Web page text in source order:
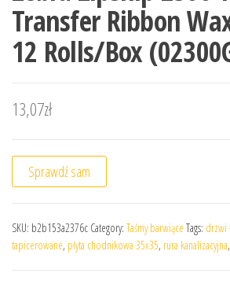
Transfer Ribbon
12 Rolls/Box
13,07zł
Sprawdź sam
SKU: b2b153a2376c Category: Taśmy barwiące Tags: drzwi
tapicerowane, płyta chodnikowa 35x35, rura kanalizacyjna,